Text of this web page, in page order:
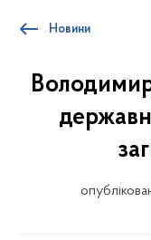
Новини